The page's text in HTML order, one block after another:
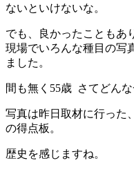
ないといけないな。
でも、良かったこともあ
現場でいろんな種目の写
ました。
間も無く55歳 さてどん
写真は昨日取材に行った
の得点板。
歴史を感じますね。